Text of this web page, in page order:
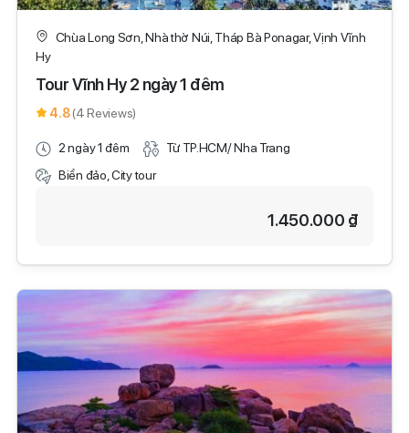
Chùa Long Sơn, Nhà thờ Núi, Tháp Bà Ponagar, Vịnh Vĩnh
Hy
Tour Vĩnh Hy 2 ngày 1 đêm
4.8(4 Reviews)
2 ngày 1 đêm
Từ TP.HCM/ Nha Trang
Biển đảo, City tour
1.450.000 ₫